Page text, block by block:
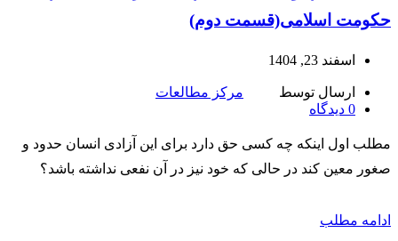
حکومت اسلامی(قسمت دوم)
اسفند 23, 1404
ارسال توسط
مرکز مطالعات
0 دیدگاه
مطلب اول اینکه چه کسی حق دارد برای این آزادی انسان حدود و
صغور معین کند در حالی که خود نیز در آن نفعی نداشته باشد؟
ادامه مطلب